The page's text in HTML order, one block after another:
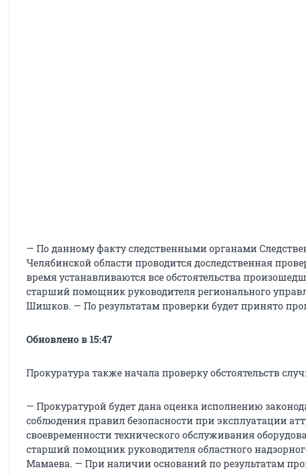
— По данному факту следственными органами
Челябинской области проводится доследственная
время устанавливаются все обстоятельства
старший помощник руководителя регионального
Шишков. — По результатам проверки будет принято
Обновлено в 15:47
Прокуратура также начала проверку обстоятельств
— Прокуратурой будет дана оценка исполнению
соблюдения правил безопасности при эксплуатации
своевременности технического обслуживания
старший помощник руководителя областного
Мамаева. — При наличии оснований по результатам